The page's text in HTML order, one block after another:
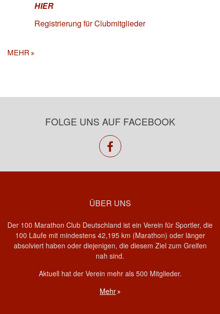
HIER
Registrierung für Clubmitglieder
MEHR
FOLGE UNS AUF FACEBOOK
facebook
ÜBER UNS
Der 100 Marathon Club Deutschland ist ein Verein für Sportler, die
100 Läufe mit mindestens 42,195 km (Marathon) oder länger
absolviert haben oder diejenigen, die diesem Ziel zum Greifen
nah sind.
Aktuell hat der Verein mehr als 500 Mitglieder.
Mehr